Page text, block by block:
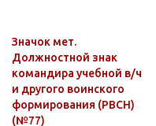
Значок мет.
Должностной знак
командира учебной в/ч
и другого воинского
формирования (РВСН)
(№77)